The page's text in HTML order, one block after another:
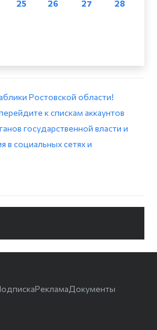
25 26 27
28
Ростовской области!
к спискам аккаунтов
государственной власти и
в социальных сетях и
РекламаДокументы